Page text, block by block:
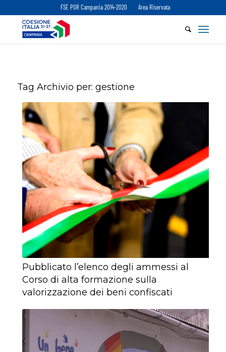
FSE POR Campania 2014-2020 Area Riservata
Tag Archivio per: gestione
Pubblicato l’elenco degli ammessi al
Corso di alta formazione sulla
valorizzazione dei beni confiscati